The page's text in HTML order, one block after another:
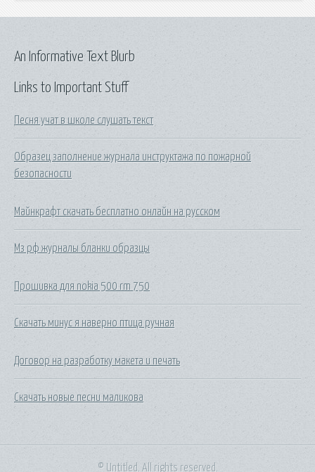
Links to Important Stuff
Песня учат в школе слушать текст
Образец заполнение журнала инструктажа по пожарной
безопасности
Майнкрафт скачать бесплатно онлайн на русском
Мз рф журналы бланки образцы
Прошивка для nokia 500 rm 750
Скачать минус я наверно птица ручная
Договор на разработку макета и печать
Скачать новые песни маликова
An Informative Text Blurb
© Untitled. All rights reserved.